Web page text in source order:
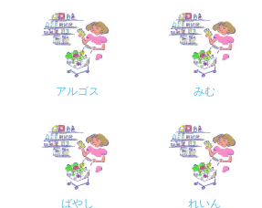
アルゴス みむ
ばやし れいん